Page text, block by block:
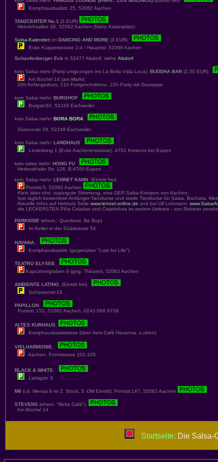
Komphausbadstr. 25, 52062 Aachen
TANZCENTER No.1 (3 EUR)
Heinrichsallee 36, 52062 Aachen (Nähe Kaiserplatz)
Salsa-Kalender) im DANCING AND MORE (3 EUR)
Ecke Küpperstrasse 2-4 / Hauptstr. 52066 Aachen
Schaufenberger Eck in 52477 Alsdorf, siehe Alsdorf
kein Salsa mehr (Party umgezogen ins La Bella Vida Loca): BUDDHA BAR (2,50 EUR)
Am Büchel 14 (am Markt)
20h Anfängerkurs, 21h Fortgeschrittene, 22h Party mit Giuseppe
kein Salsa mehr: BURGHOF
Burgstr.60, 52249 Eschweiler
kein Salsa mehr: BORA BORA
Dürenerstr 28, 52249 Eschweiler
kein Salsa mehr: LANDHAUS
Linderberg 1 (Ecke Aachenerstrasse), 4701 Kettenis bei Eupen
kein salsa mehr: HONG FU
Herbesthaler Str. 126, B-4700 Eupen
kein Salsa mehr: LENNET KANN , (Eintritt frei)
Pontstr.5, 52062 Aachen
Klein aber oho: supergute Stimmung, eine DER Salsa-Kneipen von Aachen;
fast täglich kostenlose Anfänger-Tanzkurse und sowie Tanzkurse für Salsa, Bachata,
Aktuelle Infos auf Helmuts Seite www.lennet-online.de und bei Ulf Lohmann:
die LECKERSTEN Piña Coladas und Caipirinhas im weitem Umkreis - von Roberto
PARKSIDE (ehem.: Querbeat, Be Bop)
im Keller in der Südstrasse 54
HAVANA
Komphausbadstr. (gegenüber "Lust for Life")
TEATRO ELYSEE
Kapuzinergraben 8 (geg. Theater), 52062 Aachen
AMBIENTE LATINO , (Eintritt frei)
Schützenstr.19
PAPILLON
Pontstr. 151, 52062 Aachen, 0241-568 6726
ALTES KURHAUS
Komphausbadstrasse (über dem Café Havanna, s.oben)
VIELHARMONIE
Aachen, Pontstrasse 101-105
BLACK & WHITE
Liebigstr. 9
M6 (i.d. Mensa 6 im 2. Stock, 5.-DM Eintritt), Pontstr.147, 52062 Aachen
STEVENS (ehem. "Ricks Café"),
Am Büchel 14
Startseite: Die Salsa-